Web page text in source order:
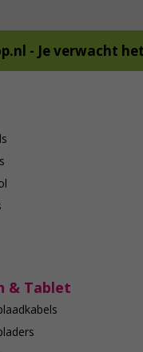
- Je verwacht
& Tablet